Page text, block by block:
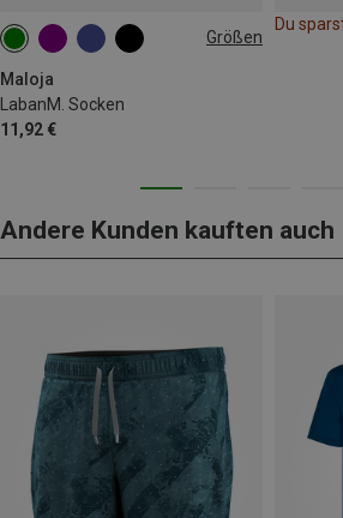
Größen
Maloja
LabanM. Socken
11,92 €
36|37|38
Du
Andere Kunden kauften auch